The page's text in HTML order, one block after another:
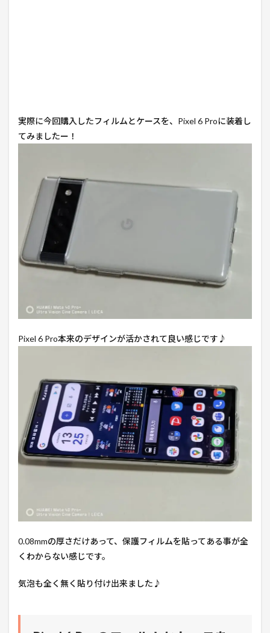
実際に今回購入したフィルムとケースを、Pixel 6 Proに装着し
てみましたー！
Pixel 6 Pro本来のデザインが活かされて良い感じです♪
0.08mmの厚さだけあって、保護フィルムを貼ってある事が全
くわからない感じです。
気泡も全く無く貼り付け出来ました♪